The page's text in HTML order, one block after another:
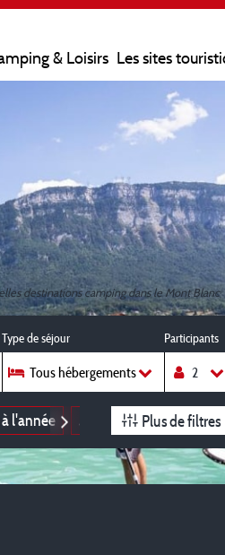
& Loisirs Les sites
destinations camping dans le Mont Blanc
Type de séjour
Tous hébergements
Participants
l'année 3 étoiles Plus de filtres